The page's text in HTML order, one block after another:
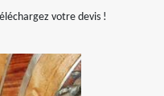
votre devis !